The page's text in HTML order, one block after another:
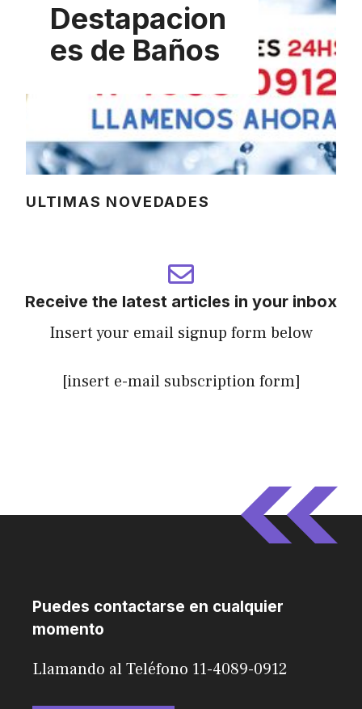
Destapacion
es de Baños
ULTIMAS NOVEDADES
Receive the latest articles in your inbox
Insert your email signup form below
[insert e-mail subscription form]
Puedes contactarse en cualquier
momento
Llamando al Teléfono 11-4089-0912